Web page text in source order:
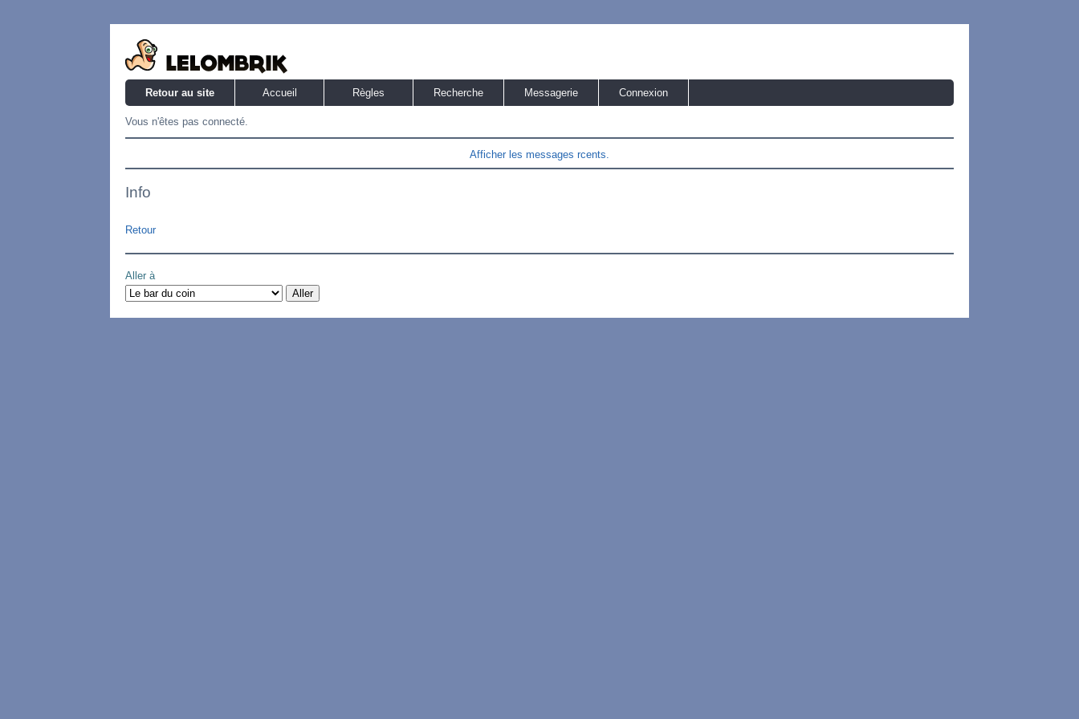
Retour au site Accueil Règles Recherche Messagerie Connexion
Vous n'êtes pas connecté.
Afficher les messages rcents.
Info
Retour
Aller à